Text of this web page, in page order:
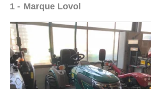
1 Marque Lovol